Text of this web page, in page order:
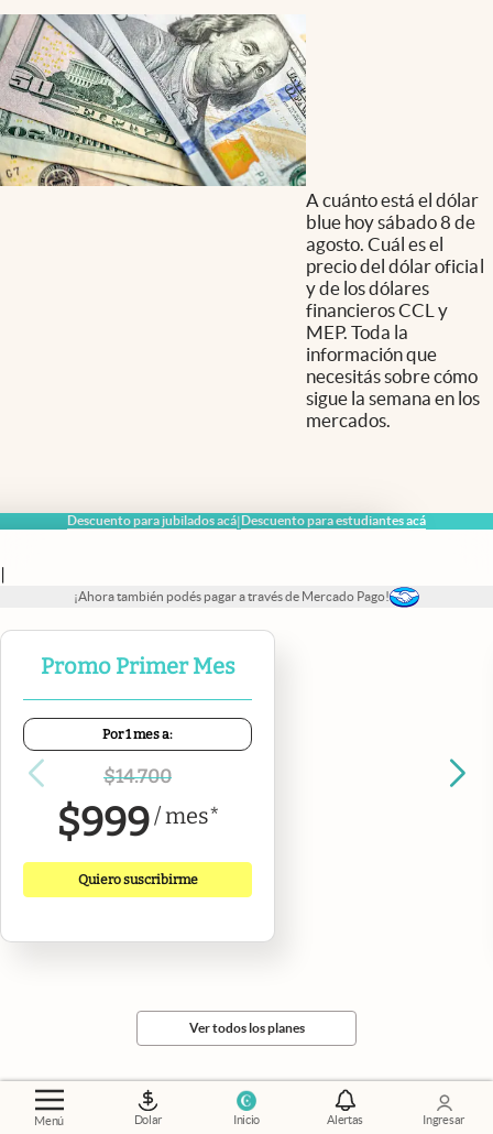
Menú Dolar Inicio Alertas Ingresar
Descuento para jubilados acá|Descuento para estudiantes acá
|
¡Ahora también podés pagar a través de Mercado Pago!
Promo Primer Mes
Por 1 mes a:
$14.700
$999/mes*
Quiero suscribirme
Ver todos los planes
A cuánto está el dólar
blue hoy sábado 8 de
agosto. Cuál es el
precio del dólar oficial
y de los dólares
financieros CCL y
MEP. Toda la
información que
necesitás sobre cómo
sigue la semana en los
mercados.